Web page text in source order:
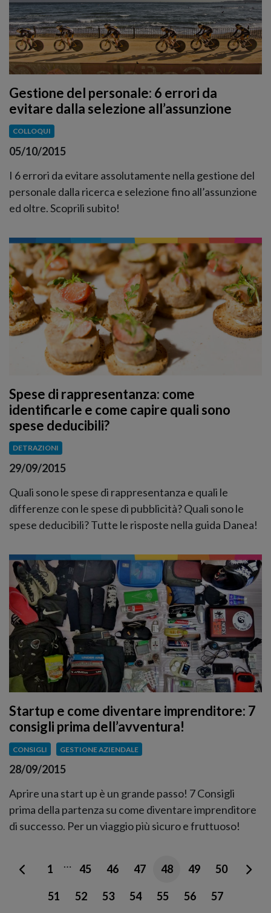
Gestione del personale: 6 errori da
evitare dalla selezione all’assunzione
COLLOQUI
05/10/2015
I 6 errori da evitare assolutamente nella gestione del
personale dalla ricerca e selezione fino all’assunzione
ed oltre. Scoprili subito!
Spese di rappresentanza: come
identificarle e come capire quali sono
spese deducibili?
DETRAZIONI
29/09/2015
Quali sono le spese di rappresentanza e quali le
differenze con le spese di pubblicità? Quali sono le
spese deducibili? Tutte le risposte nella guida Danea!
Startup e come diventare imprenditore: 7
consigli prima dell’avventura!
CONSIGLI GESTIONE AZIENDALE
28/09/2015
Aprire una start up è un grande passo! 7 Consigli
prima della partenza su come diventare imprenditore
di successo. Per un viaggio più sicuro e fruttuoso!
1 … 45 46 47 48 49 50
51 52 53 54 55 56 57